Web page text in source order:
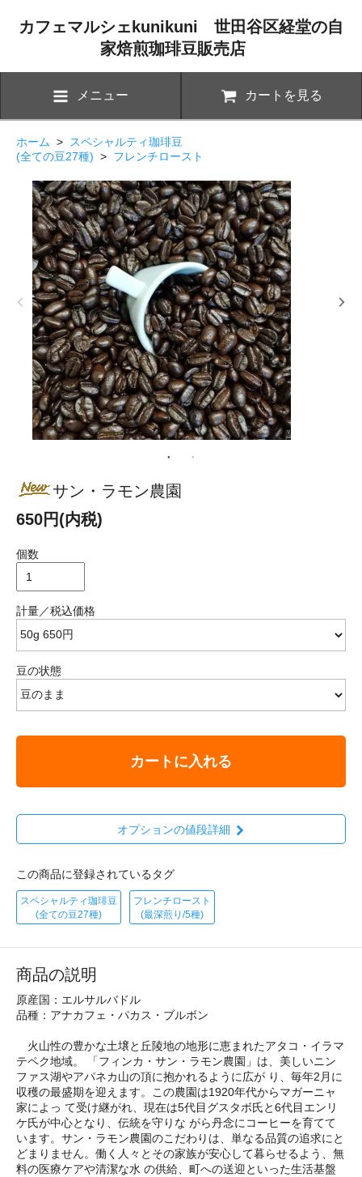
カフェマルシェkunikuni 世田谷区経堂の自
家焙煎珈琲豆販売店
メニュー カートを見る
ホーム >
スペシャルティ珈琲豆
(全ての豆27種) > フレンチロースト
サン・ラモン農園
650円(内税)
個数
計量／税込価格
豆の状態
カートに入れる
オプションの値段詳細
この商品に登録されているタグ
スペシャルティ珈琲豆
(全ての豆27種)
フレンチロースト
(最深煎り/5種)
商品の説明
原産国：エルサルバドル
品種：アナカフェ・パカス・ブルボン
火山性の豊かな土壌と丘陵地の地形に恵まれたアタコ・イラマ
テペク地域。 「フィンカ・サン・ラモン農園」は、美しいニン
ファス湖やアパネカ山の頂に抱かれるように広が り、毎年2月に
収穫の最盛期を迎えます。この農園は1920年代からマガーニャ
家によっ て受け継がれ、現在は5代目グスタボ氏と6代目エンリ
ケ氏が中心となり、伝統を守りな がら丹念にコーヒーを育てて
います。サン・ラモン農園のこだわりは、単なる品質の追求にと
どまりません。働く人々とその家族が安心して暮らせるよう、無
料の医療ケアや清潔な水 の供給、町への送迎といった生活基盤